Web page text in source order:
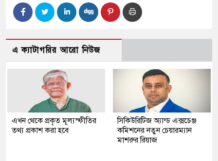
এ ক্যাটাগরির আরো নিউজ
এখন থেকে প্রকৃত মূল্যস্ফীতির
তথ্য প্রকাশ করা হবে
সিকিউরিটিজ অ্যান্ড এক্সচেঞ্জ
কমিশনের নতুন চেয়ারম্যান
মাশরুর রিয়াজ